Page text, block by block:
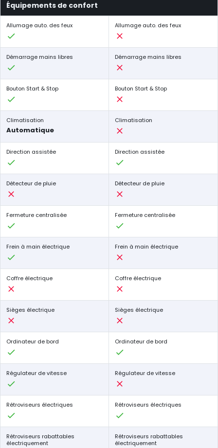
Équipements de confort
Allumage auto. des feux Allumage auto. des feux
Démarrage mains libres Démarrage mains libres
Bouton Start & Stop Bouton Start & Stop
Climatisation
Automatique
Climatisation
Direction assistée Direction assistée
Détecteur de pluie Détecteur de pluie
Fermeture centralisée Fermeture centralisée
Frein à main électrique Frein à main électrique
Coffre électrique Coffre électrique
Sièges électrique Sièges électrique
Ordinateur de bord Ordinateur de bord
Régulateur de vitesse Régulateur de vitesse
Rétroviseurs électriques Rétroviseurs électriques
Rétroviseurs rabattables
électriquement
Rétroviseurs rabattables
électriquement